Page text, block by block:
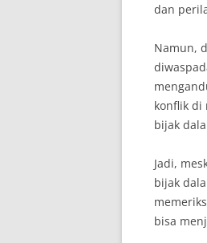
dan
Namun,
konflik di
bijak
Jadi,
bijak
bisa